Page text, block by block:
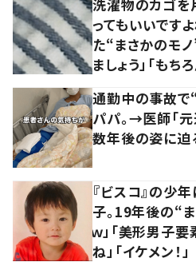
洗濯物のカゴを
ってもいいです
た“まさかのモ
ましょう」「もちろ
通勤中の事故で
パパ。→医師「
数年後の姿に迫
『ビスコ』の少
子。19年後の“
ｗ」「美形男子
ね」「イケメン！」